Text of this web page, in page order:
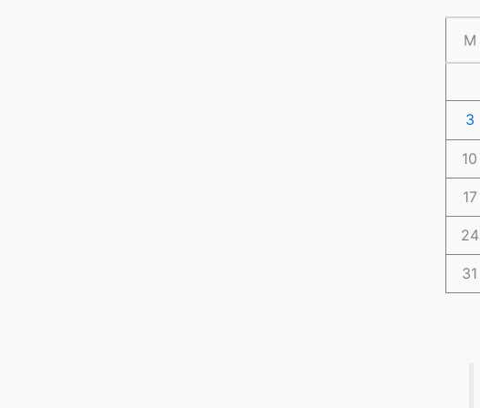
M
3
10
17
24
31